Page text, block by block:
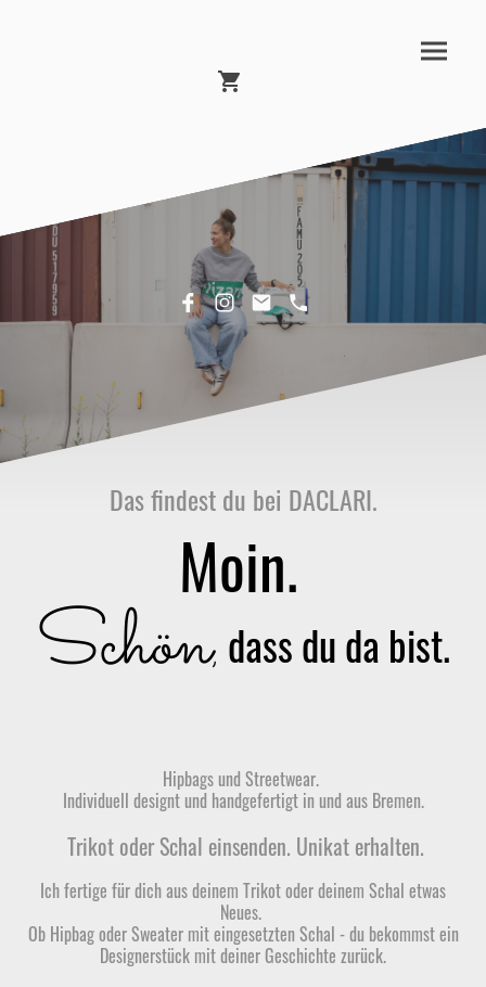
Das findest du bei DACLARI.
Moin.
Schön, dass du da bist.
Hipbags und Streetwear.
Individuell designt und handgefertigt in und aus Bremen.
Trikot oder Schal einsenden. Unikat erhalten.
Ich fertige für dich aus deinem Trikot oder deinem Schal etwas
Neues.
Ob Hipbag oder Sweater mit eingesetzten Schal - du bekommst ein
Designerstück mit deiner Geschichte zurück.